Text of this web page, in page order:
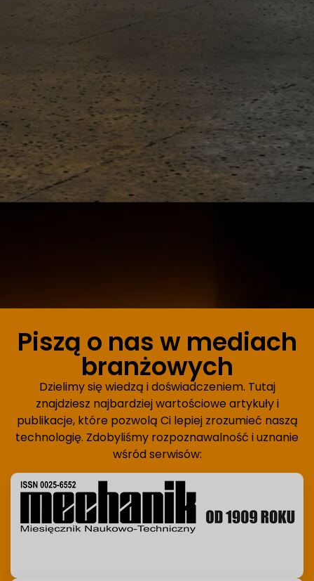
Piszą o nas w mediach
branżowych
Dzielimy się wiedzą i doświadczeniem. Tutaj
znajdziesz najbardziej wartościowe artykuły i
publikacje, które pozwolą Ci lepiej zrozumieć naszą
technologię. Zdobyliśmy rozpoznawalność i uznanie
wśród serwisów: